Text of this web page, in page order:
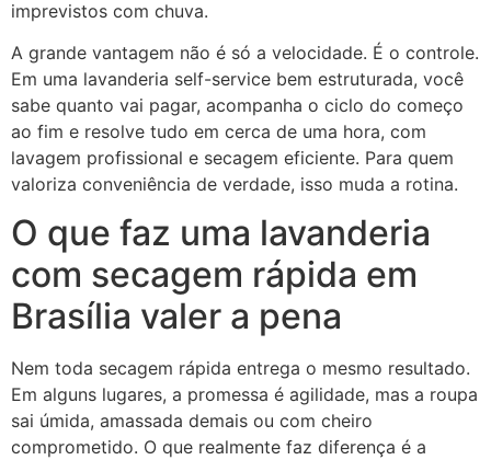
imprevistos com chuva.
A grande vantagem não é só a velocidade. É o controle.
Em uma lavanderia self-service bem estruturada, você
sabe quanto vai pagar, acompanha o ciclo do começo
ao fim e resolve tudo em cerca de uma hora, com
lavagem profissional e secagem eficiente. Para quem
valoriza conveniência de verdade, isso muda a rotina.
O que faz uma lavanderia
com secagem rápida em
Brasília valer a pena
Nem toda secagem rápida entrega o mesmo resultado.
Em alguns lugares, a promessa é agilidade, mas a roupa
sai úmida, amassada demais ou com cheiro
comprometido. O que realmente faz diferença é a